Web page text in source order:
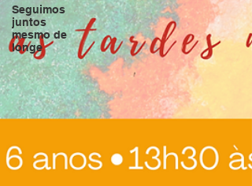
Seguimos
juntos
mesmo de
longe